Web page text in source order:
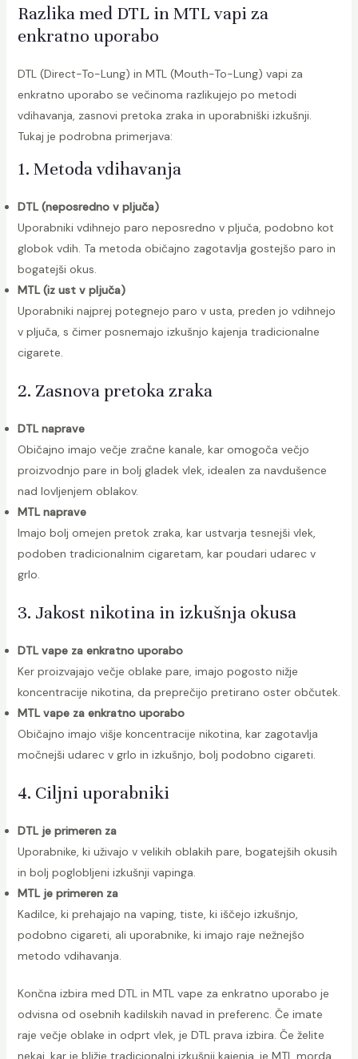
Razlika med DTL in MTL vapi za
enkratno uporabo
DTL (Direct-To-Lung) in MTL (Mouth-To-Lung) vapi za
enkratno uporabo se večinoma razlikujejo po metodi
vdihavanja, zasnovi pretoka zraka in uporabniški izkušnji.
Tukaj je podrobna primerjava:
1. Metoda vdihavanja
DTL (neposredno v pljuča)
Uporabniki vdihnejo paro neposredno v pljuča, podobno kot
globok vdih. Ta metoda običajno zagotavlja gostejšo paro in
bogatejši okus.
MTL (iz ust v pljuča)
Uporabniki najprej potegnejo paro v usta, preden jo vdihnejo
v pljuča, s čimer posnemajo izkušnjo kajenja tradicionalne
cigarete.
2. Zasnova pretoka zraka
DTL naprave
Običajno imajo večje zračne kanale, kar omogoča večjo
proizvodnjo pare in bolj gladek vlek, idealen za navdušence
nad lovljenjem oblakov.
MTL naprave
Imajo bolj omejen pretok zraka, kar ustvarja tesnejši vlek,
podoben tradicionalnim cigaretam, kar poudari udarec v
grlo.
3. Jakost nikotina in izkušnja okusa
DTL vape za enkratno uporabo
Ker proizvajajo večje oblake pare, imajo pogosto nižje
koncentracije nikotina, da preprečijo pretirano oster občutek.
MTL vape za enkratno uporabo
Običajno imajo višje koncentracije nikotina, kar zagotavlja
močnejši udarec v grlo in izkušnjo, bolj podobno cigareti.
4. Ciljni uporabniki
DTL je primeren za
Uporabnike, ki uživajo v velikih oblakih pare, bogatejših okusih
in bolj poglobljeni izkušnji vapinga.
MTL je primeren za
Kadilce, ki prehajajo na vaping, tiste, ki iščejo izkušnjo,
podobno cigareti, ali uporabnike, ki imajo raje nežnejšo
metodo vdihavanja.
Končna izbira med DTL in MTL vape za enkratno uporabo je
odvisna od osebnih kadilskih navad in preferenc. Če imate
raje večje oblake in odprt vlek, je DTL prava izbira. Če želite
nekaj, kar je bližje tradicionalni izkušnji kajenja, je MTL morda